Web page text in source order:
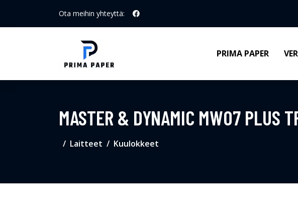
Ota meihin yhteyttä:
PRIMA PAPER
MASTER & DYNAMIC MW07 PLUS
Laitteet Kuulokkeet